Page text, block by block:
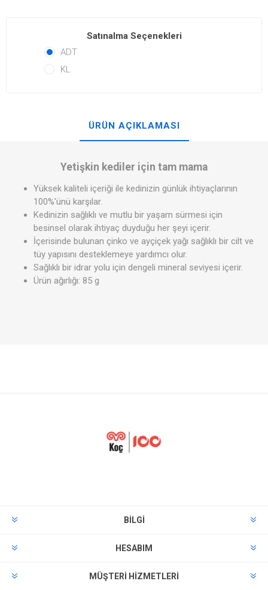
Satınalma Seçenekleri
ADT
KL
ÜRÜN AÇIKLAMASI
Yetişkin kediler için tam mama
Yüksek kaliteli içeriği ile kedinizin günlük ihtiyaçlarının
100%'ünü karşılar.
Kedinizin sağlıklı ve mutlu bir yaşam sürmesi için
besinsel olarak ihtiyaç duyduğu her şeyi içerir.
İçerisinde bulunan çinko ve ayçiçek yağı sağlıklı bir cilt ve
tüy yapısını desteklemeye yardımcı olur.
Sağlıklı bir idrar yolu için dengeli mineral seviyesi içerir.
Ürün ağırlığı: 85 g
BILGI
HESABIM
MÜŞTERI HIZMETLERI